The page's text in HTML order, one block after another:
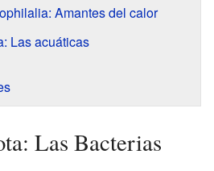
Amantes del calor
Las acuáticas
Las Bacterias